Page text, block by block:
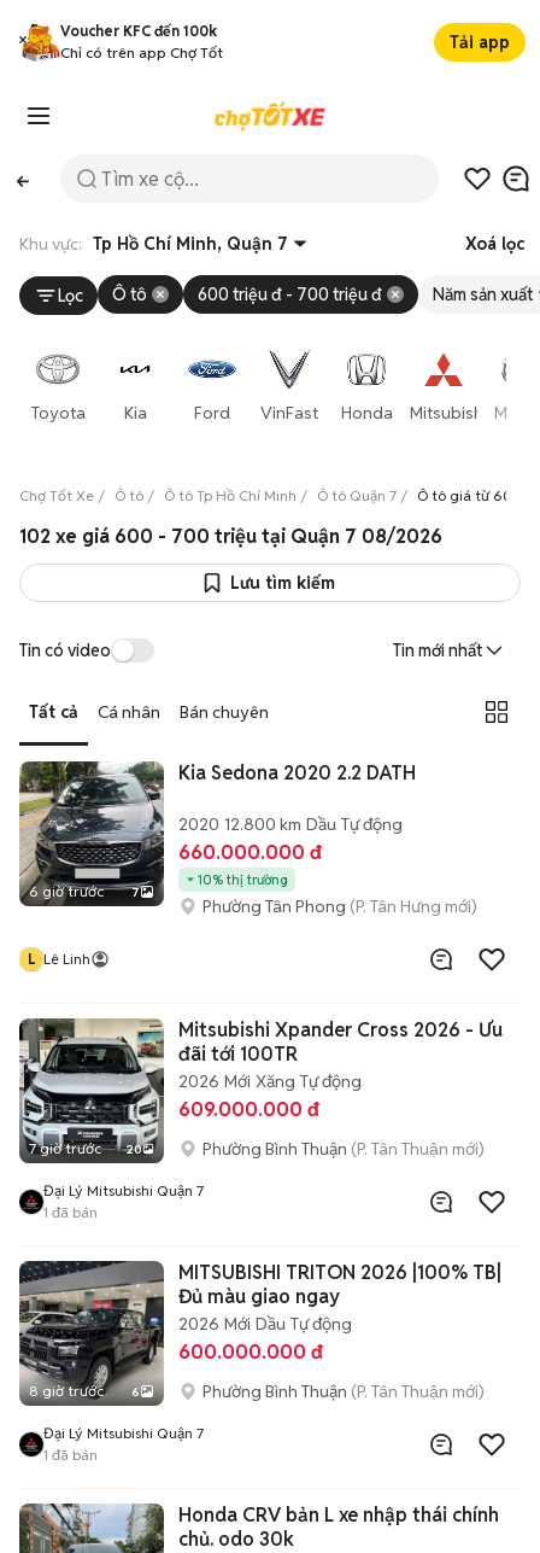
Voucher KFC đến 100k
Chỉ có trên app Chợ Tốt
Tải app
Khu vực: Tp Hồ Chí Minh, Quận 7 Xoá lọc
Lọc Ô tô 600 triệu đ - 700 triệu đ Năm sản xuất
Toyota Kia Ford VinFast Honda Mitsubishi
Chợ Tốt Xe Ô tô Ô tô Tp Hồ Chí Minh Ô tô Quận 7 Ô tô giá từ 600
102 xe giá 600 - 700 triệu tại Quận 7 08/2026
Lưu tìm kiếm
Tin có video Tin mới nhất
Tất cả Cá nhân Bán chuyên
6 giờ trước 7
Kia Sedona 2020 2.2 DATH
2020 12.800 km Dầu Tự động
660.000.000 đ
10% thị trường
Phường Tân Phong (P. Tân Hưng mới)
L Lê Linh
7 giờ trước 20
Mitsubishi Xpander Cross 2026 - Ưu
đãi tới 100TR
2026 Mới Xăng Tự động
609.000.000 đ
Phường Bình Thuận (P. Tân Thuận mới)
Đại Lý Mitsubishi Quận 7
1 đã bán
8 giờ trước 6
MITSUBISHI TRITON 2026 |100% TB|
Đủ màu giao ngay
2026 Mới Dầu Tự động
600.000.000 đ
Phường Bình Thuận (P. Tân Thuận mới)
Đại Lý Mitsubishi Quận 7
1 đã bán
Honda CRV bản L xe nhập thái chính
chủ. odo 30k